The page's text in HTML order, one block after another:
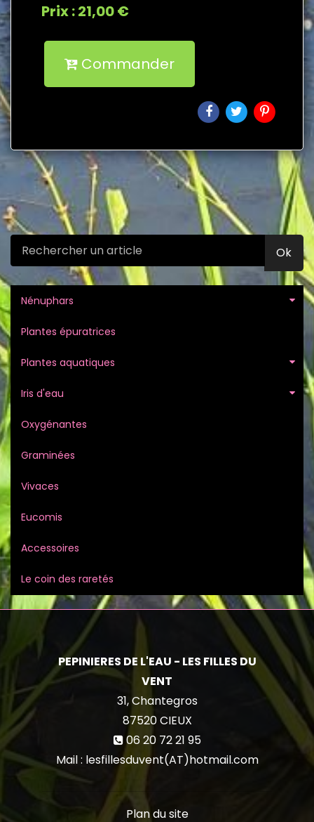
Prix : 21,00 €
Commander
Ok
Nénuphars
Plantes épuratrices
Plantes aquatiques
Iris d'eau
Oxygénantes
Graminées
Vivaces
Eucomis
Accessoires
Le coin des raretés
PEPINIERES DE L'EAU - LES FILLES DU
VENT
31, Chantegros
87520CIEUX
06 20 72 21 95
Mail : lesfillesduvent(AT)hotmail.com
Plan du site